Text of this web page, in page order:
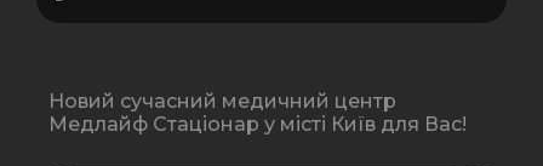
Новий сучасний медичний центр
Медлайф Стаціонар у місті Київ для Вас!